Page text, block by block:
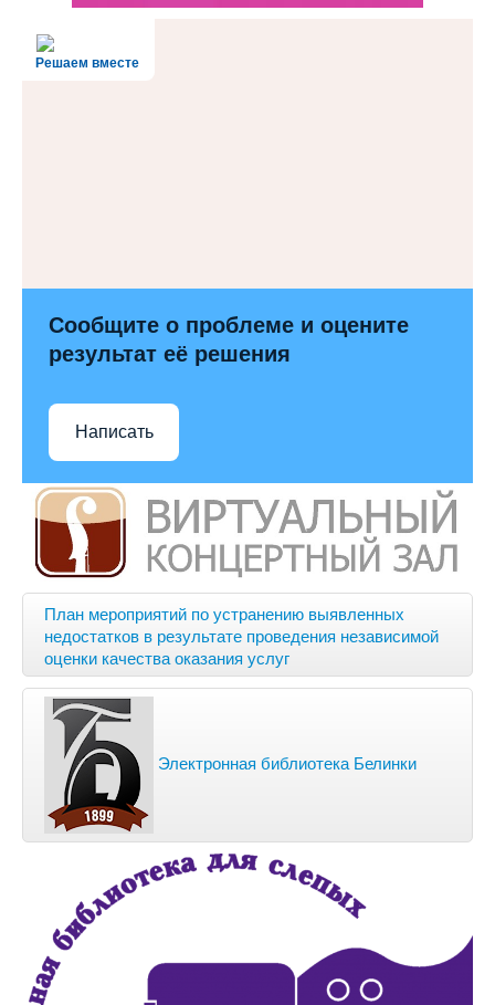
Решаем вместе
Сообщите о проблеме и оцените
результат её решения
Написать
План мероприятий по устранению выявленных
недостатков в результате проведения независимой
оценки качества оказания услуг
Электронная библиотека Белинки